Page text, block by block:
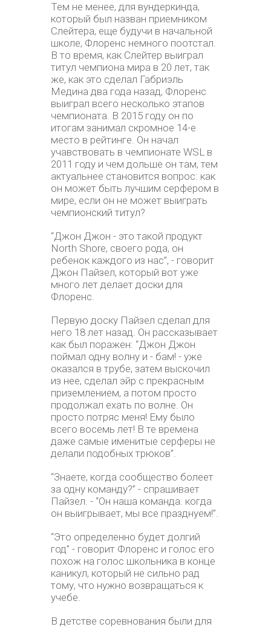
Тем не менее, для вундеркинда,
который был назван приемником
Слейтера, еще будучи в начальной
школе, Флоренс немного поотстал.
В то время, как Слейтер выиграл
титул чемпиона мира в 20 лет, так
же, как это сделал Габриэль
Медина два года назад, Флоренс
выиграл всего несколько этапов
чемпионата. В 2015 году он по
итогам занимал скромное 14-е
место в рейтинге. Он начал
учавствовать в чемпионате WSL в
2011 году и чем дольше он там, тем
актуальнее становится вопрос: как
он может быть лучшим серфером в
мире, если он не может выиграть
чемпионский титул?
“Джон Джон - это такой продукт
North Shore, своего рода, он
ребенок каждого из нас”, - говорит
Джон Пайзел, который вот уже
много лет делает доски для
Флоренс.
Первую доску Пайзел сделал для
него 18 лет назад. Он рассказывает
как был поражен: “Джон Джон
поймал одну волну и - бам! - уже
оказался в трубе, затем выскочил
из нее, сделал эйр с прекрасным
приземлением, а потом просто
продолжал ехать по волне. Он
просто потряс меня! Ему было
всего восемь лет! В те времена
даже самые именитые серферы не
делали подобных трюков”.
“Знаете, когда сообщество болеет
за одну команду?” - спрашивает
Пайзел. - “Он наша команда. когда
он выигрывает, мы все празднуем!”.
“Это определенно будет долгий
год” - говорит Флоренс и голос его
похож на голос школьника в конце
каникул, который не сильно рад
тому, что нужно возвращаться к
учебе.
В детстве соревнования были для